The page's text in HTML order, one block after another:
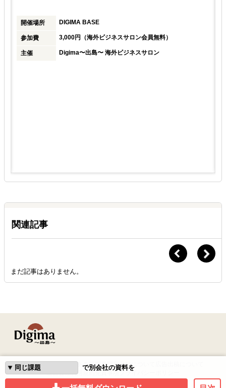
開催場所 DIGIMA BASE
参加費 3,000円（海外ビジネスサロン会員無料）
主催 Digima〜出島〜 海外ビジネスサロン
関連記事
まだ記事はありません。
で別会社の資料を
はじめての方へ よくある質問 専門家登録について
運営会社利用規約 免責事項 プライバシーポリシー